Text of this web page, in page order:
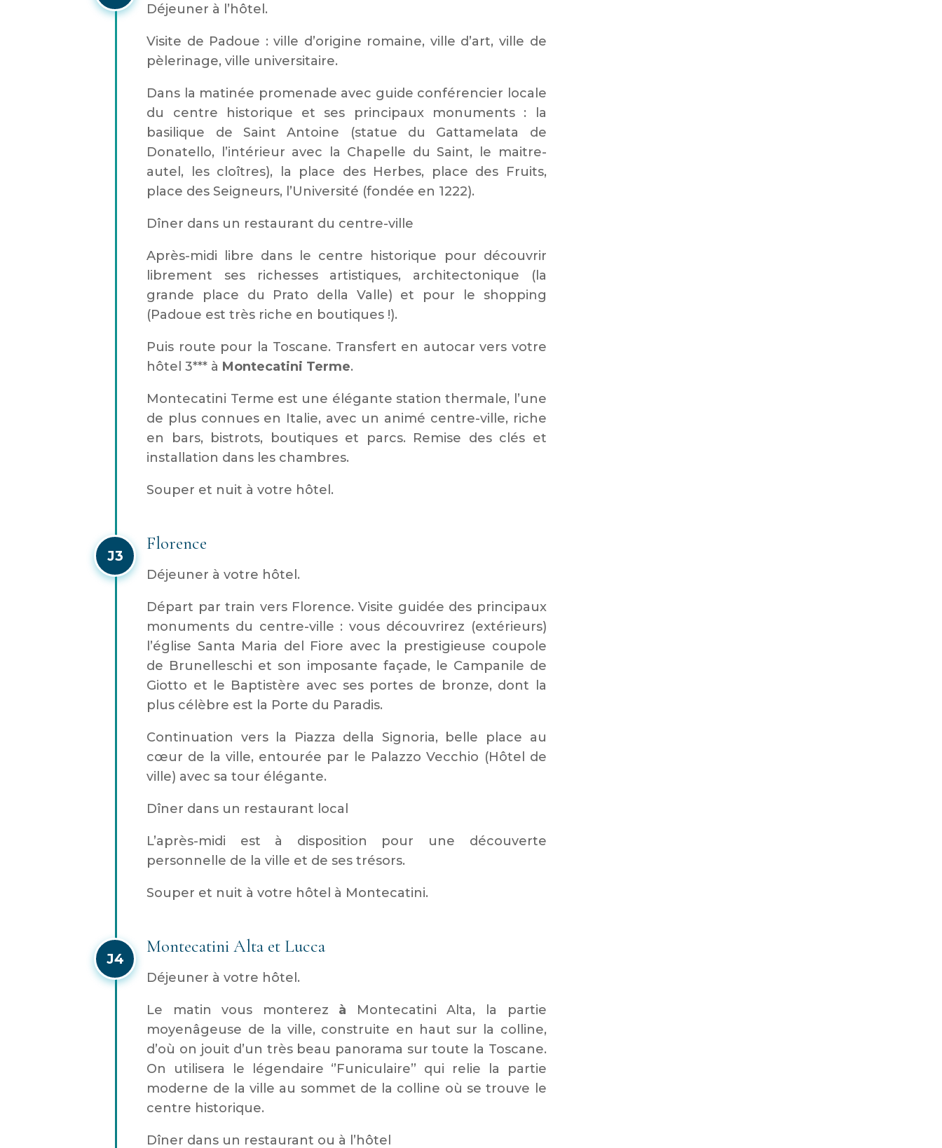
Déjeuner à l’hôtel.
Visite de Padoue : ville d’origine romaine, ville d’art, ville de
pèlerinage, ville universitaire.
Dans la matinée promenade avec guide conférencier locale
du centre historique et ses principaux monuments : la
basilique de Saint Antoine (statue du Gattamelata de
Donatello, l’intérieur avec la Chapelle du Saint, le maitre-
autel, les cloîtres), la place des Herbes, place des Fruits,
place des Seigneurs, l’Université (fondée en 1222).
Dîner dans un restaurant du centre-ville
Après-midi libre dans le centre historique pour découvrir
librement ses richesses artistiques, architectonique (la
grande place du Prato della Valle) et pour le shopping
(Padoue est très riche en boutiques !).
Puis route pour la Toscane. Transfert en autocar vers votre
hôtel 3*** à Montecatini Terme.
Montecatini Terme est une élégante station thermale, l’une
de plus connues en Italie, avec un animé centre-ville, riche
en bars, bistrots, boutiques et parcs. Remise des clés et
installation dans les chambres.
Souper et nuit à votre hôtel.
J3
Florence
Déjeuner à votre hôtel.
Départ par train vers Florence. Visite guidée des principaux
monuments du centre-ville : vous découvrirez (extérieurs)
l’église Santa Maria del Fiore avec la prestigieuse coupole
de Brunelleschi et son imposante façade, le Campanile de
Giotto et le Baptistère avec ses portes de bronze, dont la
plus célèbre est la Porte du Paradis.
Continuation vers la Piazza della Signoria, belle place au
cœur de la ville, entourée par le Palazzo Vecchio (Hôtel de
ville) avec sa tour élégante.
Dîner dans un restaurant local
L’après-midi est à disposition pour une découverte
personnelle de la ville et de ses trésors.
Souper et nuit à votre hôtel à Montecatini.
J4
Montecatini Alta et Lucca
Déjeuner à votre hôtel.
Le matin vous monterez à Montecatini Alta, la partie
moyenâgeuse de la ville, construite en haut sur la colline,
d’où on jouit d’un très beau panorama sur toute la Toscane.
On utilisera le légendaire ‘’Funiculaire’’ qui relie la partie
moderne de la ville au sommet de la colline où se trouve le
centre historique.
Dîner dans un restaurant ou à l’hôtel